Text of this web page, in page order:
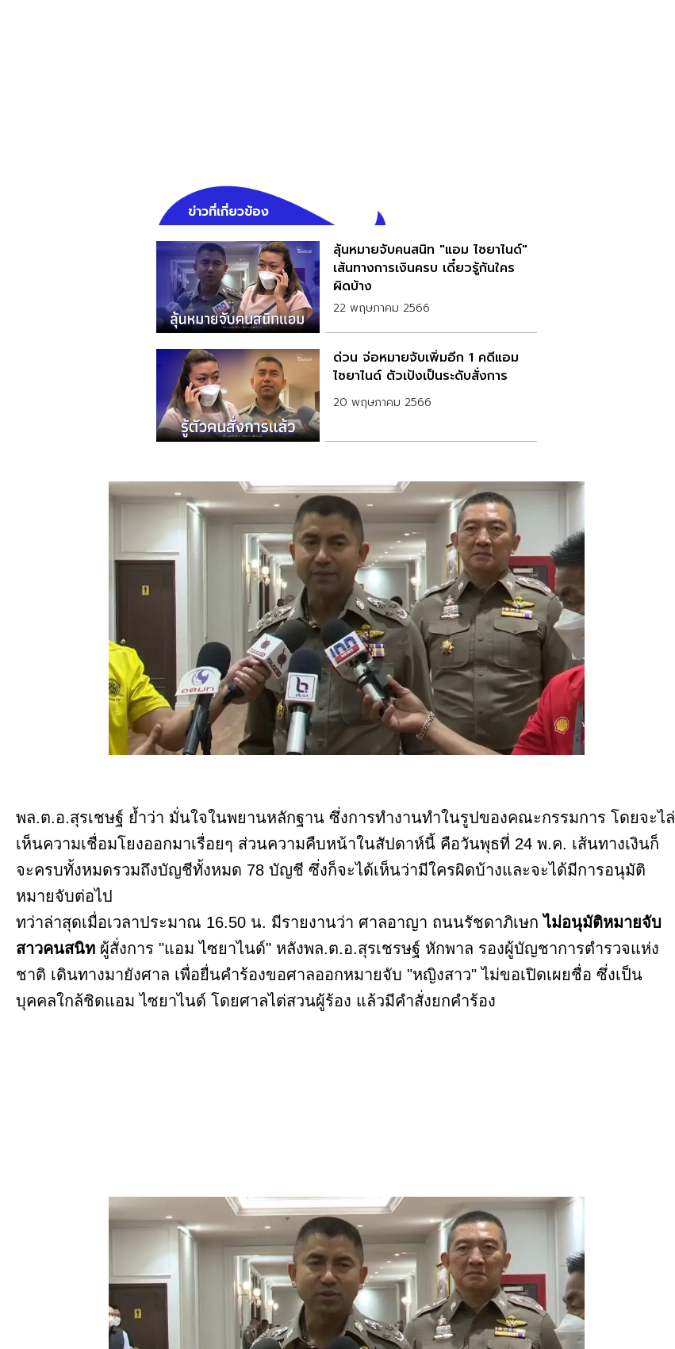
ข่าวที่เกี่ยวข้อง
ลุ้นหมายจับคนสนิท "แอม ไซยาไนด์"
เส้นทางการเงินครบ เดี๋ยวรู้กันใคร
ผิดบ้าง
22 พฤษภาคม 2566
ด่วน จ่อหมายจับเพิ่มอีก 1 คดีแอม
ไซยาไนด์ ตัวเป้งเป็นระดับสั่งการ
20 พฤษภาคม 2566
พล.ต.อ.สุรเชษฐ์ ยํ้าว่า มั่นใจในพยานหลักฐาน ซึ่งการทํางานทําในรูปของคณะกรรมการ โดยจะไล่
เห็นความเชื่อมโยงออกมาเรื่อยๆ ส่วนความคืบหน้าในสัปดาห์นี้ คือวันพุธที่ 24 พ.ค. เส้นทางเงินก็
จะครบทั้งหมดรวมถึงบัญชีทั้งหมด 78 บัญชี ซึ่งก็จะได้เห็นว่ามีใครผิดบ้างและจะได้มีการอนุมัติ
หมายจับต่อไป
ทว่าล่าสุดเมื่อเวลาประมาณ 16.50 น. มีรายงานว่า ศาลอาญา ถนนรัชดาภิเษกไม่อนุมัติหมายจับ
สาวคนสนิท ผู้สั่งการ "แอม ไซยาไนด์" หลังพล.ต.อ.สุรเชรษฐ์ หักพาล รองผู้บัญชาการตำรวจแห่ง
ชาติ เดินทางมายังศาล เพื่อยื่นคำร้องขอศาลออกหมายจับ "หญิงสาว" ไม่ขอเปิดเผยชื่อ ซึ่งเป็น
บุคคลใกล้ชิดแอม ไซยาไนด์ โดยศาลไต่สวนผู้ร้อง แล้วมีคำสั่งยกคำร้อง